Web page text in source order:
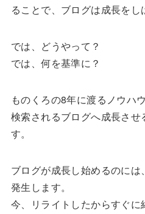
ることで、ブログは成長をし
では、どうやって？
では、何を基準に？
ものくろの8年に渡るノウハ
検索されるブログへ成長さ
す。
ブログが成長し始めるのに
発生します。
今、リライトしたからすぐに